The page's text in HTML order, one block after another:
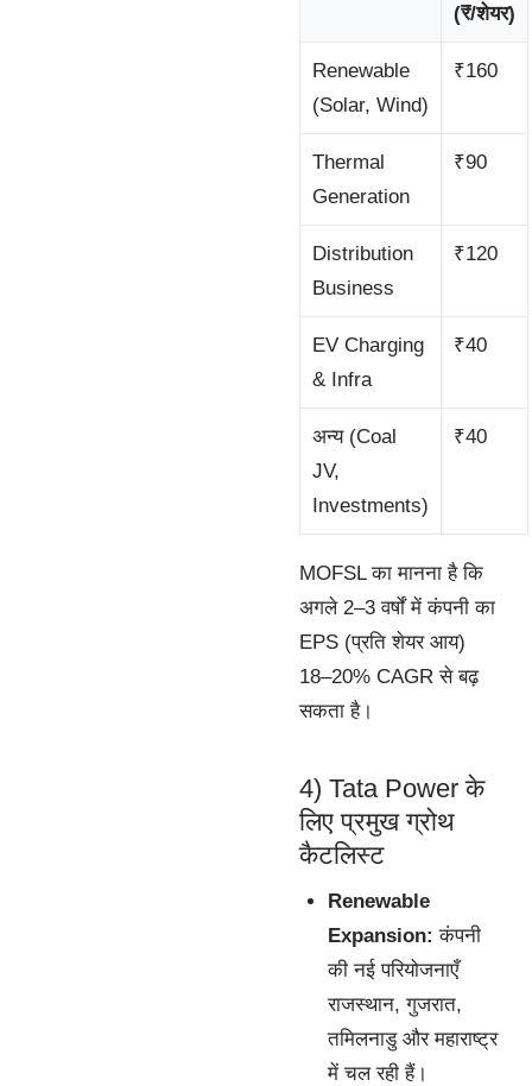
(₹/शेयर)
Renewable
(Solar, Wind)
₹160
Thermal
Generation
₹90
Distribution
Business
₹120
EV Charging
& Infra
₹40
अन्य (Coal
JV,
Investments)
₹40
MOFSL का मानना है कि
अगले 2–3 वर्षों में कंपनी का
EPS (प्रति शेयर आय)
18–20% CAGR से बढ़
सकता है।
4) Tata Power के
लिए प्रमुख ग्रोथ
कैटलिस्ट
Renewable
Expansion: कंपनी
की नई परियोजनाएँ
राजस्थान, गुजरात,
तमिलनाडु और महाराष्ट्र
में चल रही हैं।